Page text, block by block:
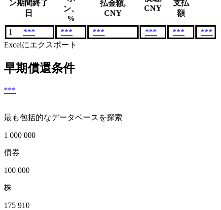
ン期間終了
日
ン、
%
払金額,
CNY
CNY
支払
額
1 *** *** *** *** ***
***
Excelにエクスポート
早期償還条件
***
最も包括的なデータベースを探索
1 000 000
債券
100 000
株
175 910